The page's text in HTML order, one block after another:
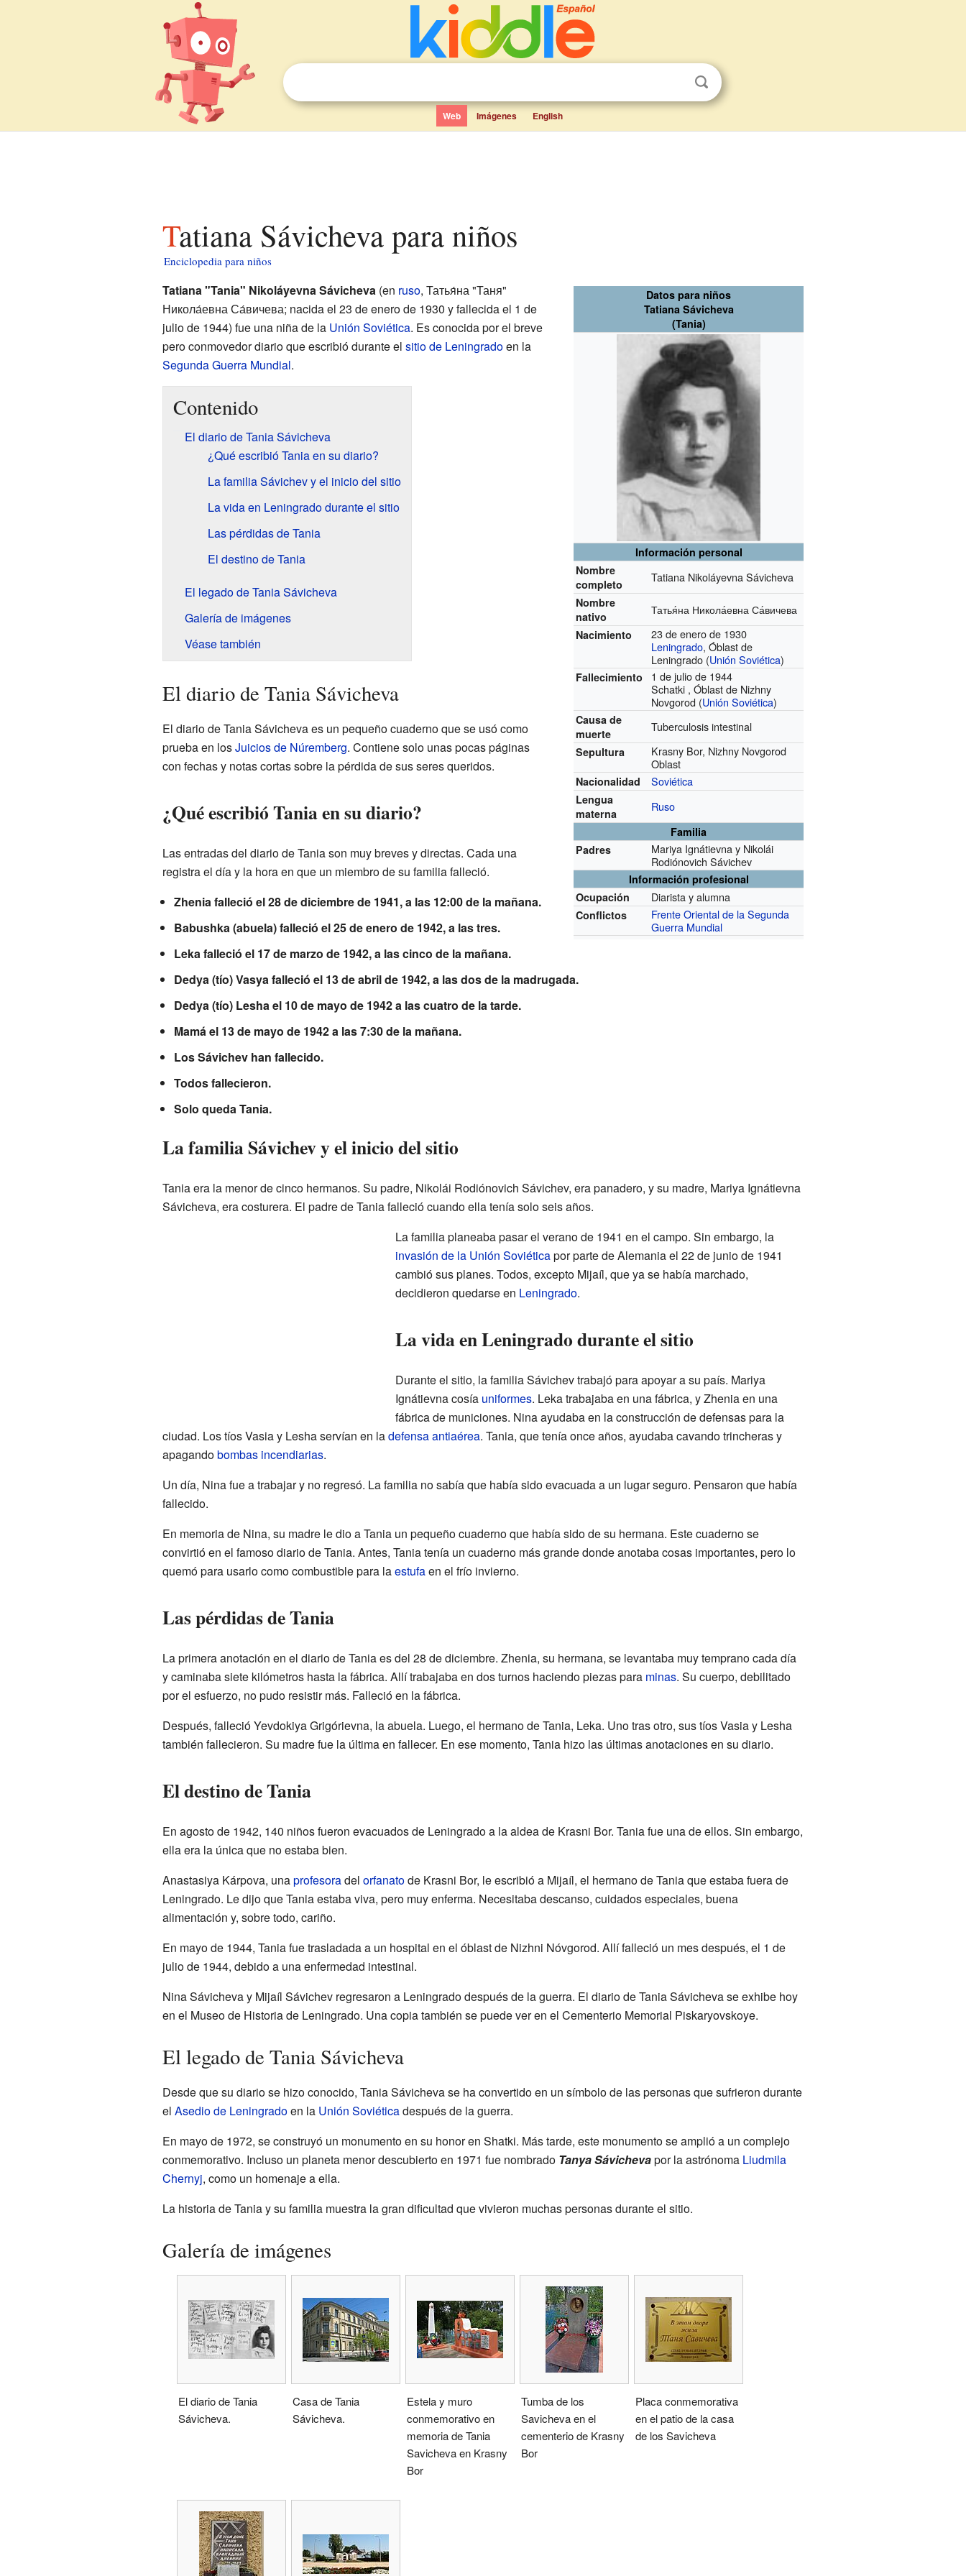
Web Imágenes English
Tatiana Sávicheva para niños
Enciclopedia para niños
Datos para niños
Tatiana Sávicheva
(Tania)
Información personal
Nombre
completo
Tatiana Nikoláyevna Sávicheva
Nombre
nativo
Татья́на Никола́евна Са́вичева
Nacimiento
23 de enero de 1930
Leningrado, Óblast de
Leningrado (Unión Soviética)
Fallecimiento
1 de julio de 1944
Schatki , Óblast de Nizhny
Novgorod (Unión Soviética)
Causa de
muerte
Tuberculosis intestinal
Sepultura
Krasny Bor, Nizhny Novgorod
Oblast
Nacionalidad Soviética
Lengua
materna
Ruso
Familia
Padres
Mariya Ignátievna y Nikolái
Rodiónovich Sávichev
Información profesional
Ocupación
Diarista y alumna
Conflictos
Frente Oriental de la Segunda
Guerra Mundial
Tatiana "Tania" Nikoláyevna Sávicheva(en ruso, Татья́на "Таня"
Никола́евна Са́вичева; nacida el 23 de enero de 1930 y fallecida el 1 de
julio de 1944) fue una niña de la Unión Soviética. Es conocida por el breve
pero conmovedor diario que escribió durante el sitio de Leningradoen la
Segunda Guerra Mundial.
Contenido
El diario de Tania Sávicheva
¿Qué escribió Tania en su diario?
La familia Sávichev y el inicio del sitio
La vida en Leningrado durante el sitio
Las pérdidas de Tania
El destino de Tania
El legado de Tania Sávicheva
Galería de imágenes
Véase también
El diario de Tania Sávicheva
El diario de Tania Sávicheva es un pequeño cuaderno que se usó como
prueba en losJuicios de Núremberg. Contiene solo unas pocas páginas
con fechas y notas cortas sobre la pérdida de sus seres queridos.
¿Qué escribió Tania en su diario?
Las entradas del diario de Tania son muy breves y directas. Cada una
registra el día y la hora en que un miembro de su familia falleció.
Zhenia falleció el 28 de diciembre de 1941, a las 12:00 de la mañana.
Babushka (abuela) falleció el 25 de enero de 1942, a las tres.
Leka falleció el 17 de marzo de 1942, a las cinco de la mañana.
Dedya (tío) Vasya falleció el 13 de abril de 1942, a las dos de la madrugada.
Dedya (tío) Lesha el 10 de mayo de 1942 a las cuatro de la tarde.
Mamá el 13 de mayo de 1942 a las 7:30 de la mañana.
Los Sávichev han fallecido.
Todos fallecieron.
Solo queda Tania.
La familia Sávichev y el inicio del sitio
Tania era la menor de cinco hermanos. Su padre, Nikolái Rodiónovich Sávichev, era panadero, y su madre, Mariya Ignátievna
Sávicheva, era costurera. El padre de Tania falleció cuando ella tenía solo seis años.
La familia planeaba pasar el verano de 1941 en el campo. Sin embargo, la
invasión de la Unión Soviéticapor parte de Alemania el 22 de junio de 1941
cambió sus planes. Todos, excepto Mijaíl, que ya se había marchado,
decidieron quedarse en Leningrado.
La vida en Leningrado durante el sitio
Durante el sitio, la familia Sávichev trabajó para apoyar a su país. Mariya
Ignátievna cosía uniformes. Leka trabajaba en una fábrica, y Zhenia en una
fábrica de municiones. Nina ayudaba en la construcción de defensas para la
ciudad. Los tíos Vasia y Lesha servían en ladefensa antiaérea. Tania, que tenía once años, ayudaba cavando trincheras y
apagandobombas incendiarias.
Un día, Nina fue a trabajar y no regresó. La familia no sabía que había sido evacuada a un lugar seguro. Pensaron que había
fallecido.
En memoria de Nina, su madre le dio a Tania un pequeño cuaderno que había sido de su hermana. Este cuaderno se
convirtió en el famoso diario de Tania. Antes, Tania tenía un cuaderno más grande donde anotaba cosas importantes, pero lo
quemó para usarlo como combustible para laestufaen el frío invierno.
Las pérdidas de Tania
La primera anotación en el diario de Tania es del 28 de diciembre. Zhenia, su hermana, se levantaba muy temprano cada día
y caminaba siete kilómetros hasta la fábrica. Allí trabajaba en dos turnos haciendo piezas para minas. Su cuerpo, debilitado
por el esfuerzo, no pudo resistir más. Falleció en la fábrica.
Después, falleció Yevdokiya Grigórievna, la abuela. Luego, el hermano de Tania, Leka. Uno tras otro, sus tíos Vasia y Lesha
también fallecieron. Su madre fue la última en fallecer. En ese momento, Tania hizo las últimas anotaciones en su diario.
El destino de Tania
En agosto de 1942, 140 niños fueron evacuados de Leningrado a la aldea de Krasni Bor. Tania fue una de ellos. Sin embargo,
ella era la única que no estaba bien.
Anastasiya Kárpova, unaprofesoradel orfanatode Krasni Bor, le escribió a Mijaíl, el hermano de Tania que estaba fuera de
Leningrado. Le dijo que Tania estaba viva, pero muy enferma. Necesitaba descanso, cuidados especiales, buena
alimentación y, sobre todo, cariño.
En mayo de 1944, Tania fue trasladada a un hospital en el óblast de Nizhni Nóvgorod. Allí falleció un mes después, el 1 de
julio de 1944, debido a una enfermedad intestinal.
Nina Sávicheva y Mijaíl Sávichev regresaron a Leningrado después de la guerra. El diario de Tania Sávicheva se exhibe hoy
en el Museo de Historia de Leningrado. Una copia también se puede ver en el Cementerio Memorial Piskaryovskoye.
El legado de Tania Sávicheva
Desde que su diario se hizo conocido, Tania Sávicheva se ha convertido en un símbolo de las personas que sufrieron durante
el Asedio de Leningradoen la Unión Soviéticadespués de la guerra.
En mayo de 1972, se construyó un monumento en su honor en Shatki. Más tarde, este monumento se amplió a un complejo
conmemorativo. Incluso un planeta menor descubierto en 1971 fue nombrado Tanya Sávichevapor la astrónoma Liudmila
Chernyj, como un homenaje a ella.
La historia de Tania y su familia muestra la gran dificultad que vivieron muchas personas durante el sitio.
Galería de imágenes
El diario de Tania
Sávicheva.
Casa de Tania
Sávicheva.
Estela y muro
conmemorativo en
memoria de Tania
Savicheva en Krasny
Bor
Tumba de los
Savicheva en el
cementerio de Krasny
Bor
Placa conmemorativa
en el patio de la casa
de los Savicheva